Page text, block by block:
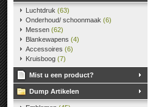
Luchtdruk (63)
Onderhoud/ schoonmaak (6)
Messen (62)
Blankewapens (4)
Accessoires (6)
Kruisboog (7)
Mist u een product?
Dump Artikelen